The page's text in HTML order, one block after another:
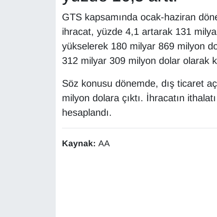
GTS kapsamında ocak-haziran
ihracat, yüzde 4,1 artarak 131
yükselerek 180 milyar 869 milyon
312 milyar 309 milyon dolar olarak
Söz konusu dönemde, dış ticaret
milyon dolara çıktı. İhracatın
hesaplandı.
Kaynak: AA